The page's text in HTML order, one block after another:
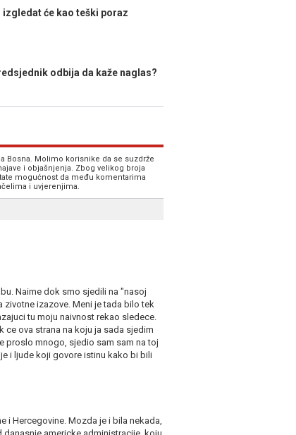
izgledat će kao teški poraz
odbija da kaže naglas?
Bosna. Molimo korisnike da se suzdrže
i objašnjenja. Zbog velikog broja
mogućnost da među komentarima
i uvjerenjima.
Naime dok smo sjedili na "nasoj
izazove. Meni je tada bilo tek
tu moju naivnost rekao sledece.
ova strana na koju ja sada sjedim
proslo mnogo, sjedio sam sam na toj
i ljude koji govore istinu kako bi bili
i Hercegovine. Mozda je i bila nekada,